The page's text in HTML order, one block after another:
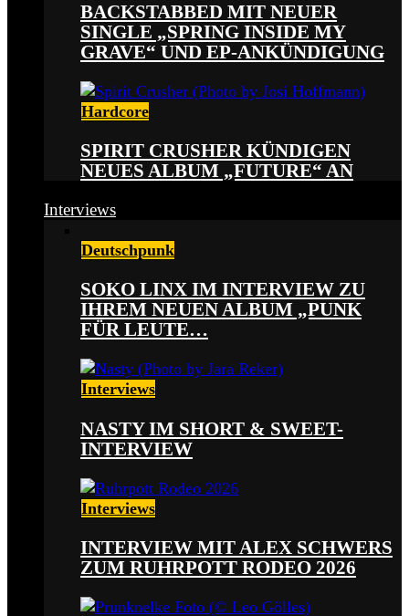
BACKSTABBED MIT NEUER
SINGLE „SPRING INSIDE MY
GRAVE“ UND EP-ANKÜNDIGUNG
Hardcore
SPIRIT CRUSHER KÜNDIGEN
NEUES ALBUM „FUTURE“ AN
Interviews
Deutschpunk
SOKO LINX IM INTERVIEW ZU
IHREM NEUEN ALBUM „PUNK
FÜR LEUTE…
Interviews
NASTY IM SHORT & SWEET-
INTERVIEW
Interviews
INTERVIEW MIT ALEX SCHWERS
ZUM RUHRPOTT RODEO 2026